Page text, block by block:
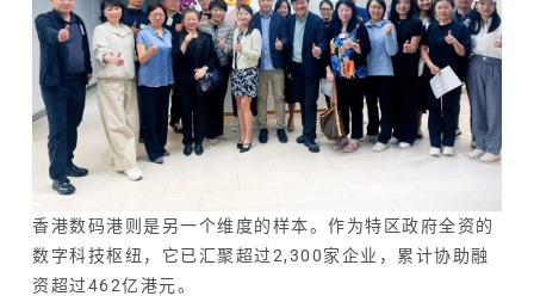
香港数码港则是另一个维度的样本。作为特区政府全资的
数字科技枢纽，它已汇聚超过2,300家企业，累计协助融
资超过462亿港元。